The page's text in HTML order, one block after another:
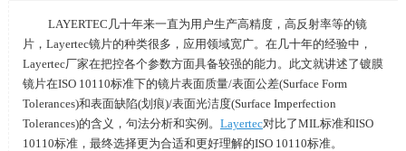
LAYERTEC几十年来一直为用户生产高精度，高反射率等的镜
片， Layertec镜片的种类很多，应用领域宽广。在几十年的经验中，
Layertec厂家在把控各个参数方面具备较强的能力。此文就讲述了镀膜
镜片在ISO 10110标准下的镜片表面质量/表面公差(Surface Form
Tolerances)和表面缺陷(划痕)/表面光洁度(Surface Imperfection
Tolerances)的含义，句法分析和实例。 Layertec对比了MIL标准和ISO
10110标准，最终选择更为合适和更好理解的ISO 10110标准。